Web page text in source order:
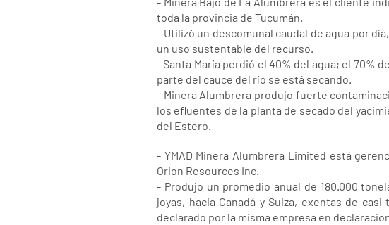
toda la provincia de Tucumán.
- Utilizó un descomunal caudal de agua por
un uso sustentable del recurso.
- Santa María perdió el 40% del agua; el 70%
parte del cauce del río se está secando.
- Minera Alumbrera produjo fuerte
los efluentes de la planta de secado del
del Estero.
- YMAD Minera Alumbrera Limited está
Orion Resources Inc.
- Produjo un promedio anual de 180.000
joyas, hacia Canadá y Suiza, exentas de
declarado por la misma empresa en